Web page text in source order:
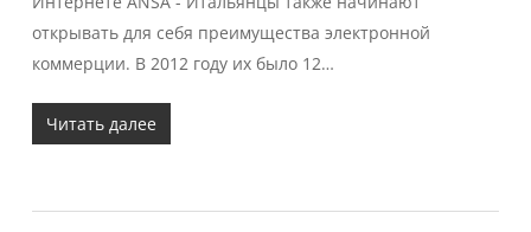
открывать для себя преимущества электронной
коммерции. В 2012 году их было 12…
Читать далее